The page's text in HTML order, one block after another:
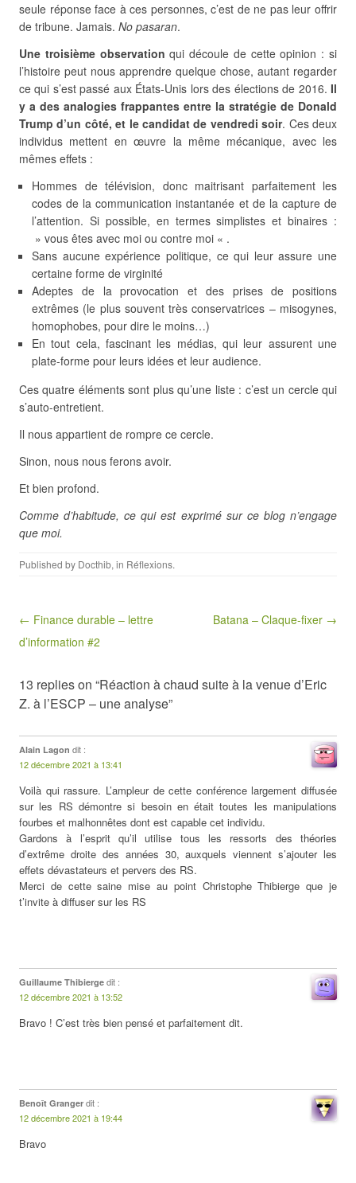
seule réponse face à ces personnes, c’est de ne pas leur offrir
de tribune. Jamais. No pasaran.
Une troisième observation qui découle de cette opinion : si
l’histoire peut nous apprendre quelque chose, autant regarder
ce qui s’est passé aux États-Unis lors des élections de 2016. Il
y a des analogies frappantes entre la stratégie de Donald
Trump d’un côté, et le candidat de vendredi soir. Ces deux
individus mettent en œuvre la même mécanique, avec les
mêmes effets :
Hommes de télévision, donc maitrisant parfaitement les
codes de la communication instantanée et de la capture de
l’attention. Si possible, en termes simplistes et binaires :
» vous êtes avec moi ou contre moi « .
Sans aucune expérience politique, ce qui leur assure une
certaine forme de virginité
Adeptes de la provocation et des prises de positions
extrêmes (le plus souvent très conservatrices – misogynes,
homophobes, pour dire le moins…)
En tout cela, fascinant les médias, qui leur assurent une
plate-forme pour leurs idées et leur audience.
Ces quatre éléments sont plus qu’une liste : c’est un cercle qui
s’auto-entretient.
Il nous appartient de rompre ce cercle.
Sinon, nous nous ferons avoir.
Et bien profond.
Comme d’habitude, ce qui est exprimé sur ce blog n’engage
que moi.
Published by Docthib, in Réflexions.
Post navigation
← Finance durable – lettre
d’information #2
Batana – Claque-fixer →
13 replies on “Réaction à chaud suite à la venue d’Eric
Z. à l’ESCP – une analyse”
Alain Lagon dit :
12 décembre 2021 à 13:41
Voilà qui rassure. L’ampleur de cette conférence largement diffusée
sur les RS démontre si besoin en était toutes les manipulations
fourbes et malhonnêtes dont est capable cet individu.
Gardons à l’esprit qu’il utilise tous les ressorts des théories
d’extrême droite des années 30, auxquels viennent s’ajouter les
effets dévastateurs et pervers des RS.
Merci de cette saine mise au point Christophe Thibierge que je
t’invite à diffuser sur les RS
Guillaume Thibierge dit :
12 décembre 2021 à 13:52
Bravo ! C’est très bien pensé et parfaitement dit.
Benoît Granger dit :
12 décembre 2021 à 19:44
Bravo